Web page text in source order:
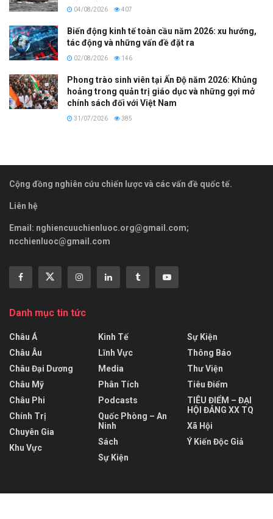
04/08/2026 407
Biến động kinh tế toàn cầu năm 2026: xu hướng,
tác động và những vấn đề đặt ra
02/08/2026 146
Phong trào sinh viên tại Ấn Độ năm 2026: Khủng
hoảng trong quản trị giáo dục và những gợi mở
chính sách đối với Việt Nam
31/07/2026 385
Cộng đồng nghiên cứu chiến lược và các vấn đề quốc tế.
Liên hệ
Email: nghiencuuchienluoc.org@gmail.com;
ncchienluoc@gmail.com
Danh mục tin tức
Châu Á
Châu Âu
Châu Đại Dương
Châu Mỹ
Châu Phi
Chính Trị
Chuyên Gia
Khu Vực
Kinh Tế
Lĩnh Vực
Media
Phân Tích
Podcasts
Quốc Phòng – An
Ninh
Sách
Sự Kiện
Sự Kiện
Thông Báo
Thư Viện
Tiêu Điểm
TIÊU ĐIỂM – ĐẠI
HỘI ĐẢNG XX TQ
Xã Hội
Ý Kiến Độc Giả